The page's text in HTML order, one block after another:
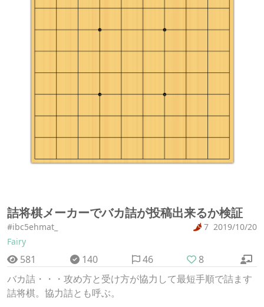
詰将棋メーカーでバカ詰が投稿出来るか検証
#ibc5ehmat_ 7 2019/10/20
Fairy
581 140 46
8
バカ詰・・・攻め方と受け方が協力して最短手順で詰ます
詰将棋。協力詰とも呼ぶ。